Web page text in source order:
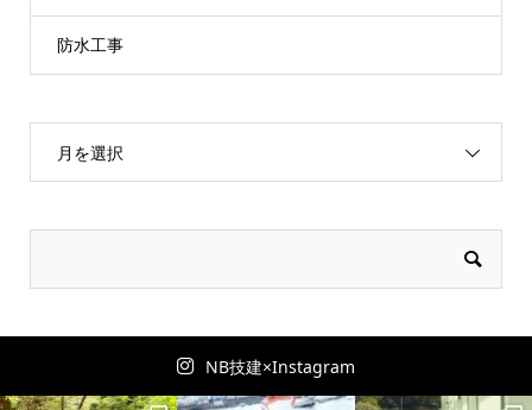
防水工事
月を選択
NB技建×Instagram